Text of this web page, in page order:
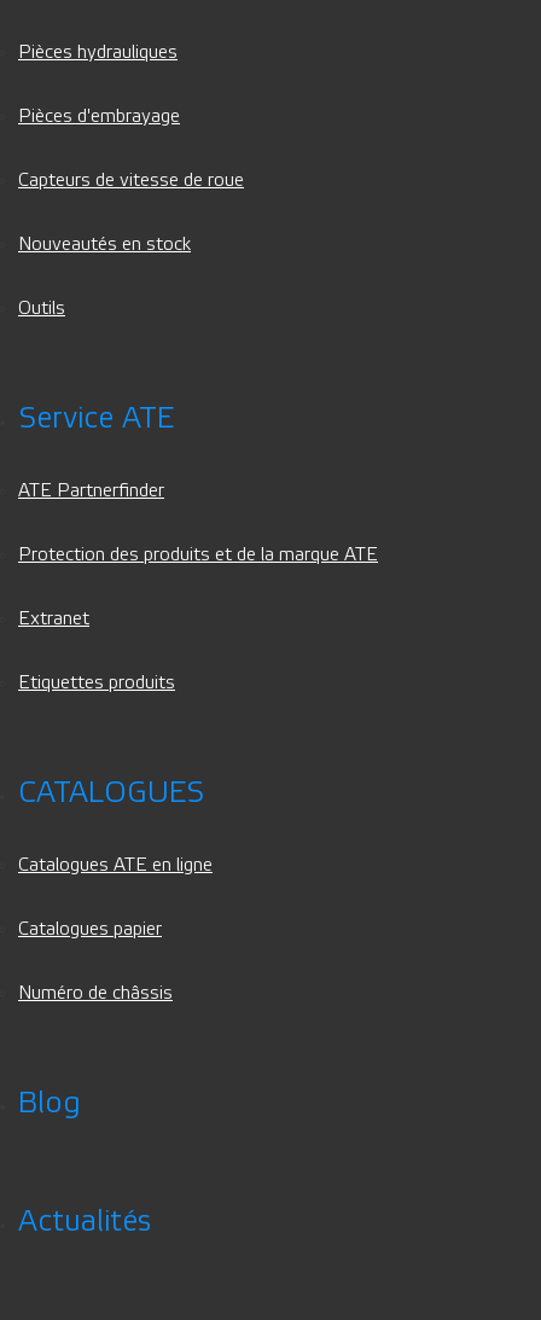
Pièces hydrauliques
Pièces d'embrayage
Capteurs de vitesse de roue
Nouveautés en stock
Outils
Service ATE
ATE Partnerfinder
Protection des produits et de la marque ATE
Extranet
Etiquettes produits
CATALOGUES
Catalogues ATE en ligne
Catalogues papier
Numéro de châssis
Blog
Actualités